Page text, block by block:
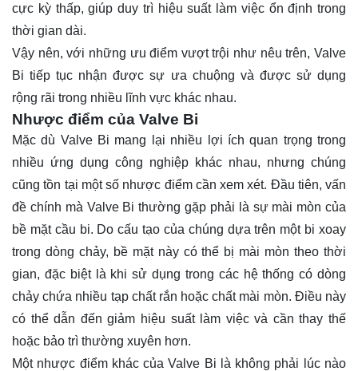
cực kỳ thấp, giúp duy trì hiệu suất làm việc ổn định trong
thời gian dài.
Vậy nên, với những ưu điểm vượt trội như nêu trên, Valve
Bi tiếp tục nhận được sự ưa chuộng và được sử dụng
rộng rãi trong nhiều lĩnh vực khác nhau.
Nhược điểm của Valve Bi
Mặc dù Valve Bi mang lại nhiều lợi ích quan trọng trong
nhiều ứng dụng công nghiệp khác nhau, nhưng chúng
cũng tồn tại một số nhược điểm cần xem xét. Đầu tiên, vấn
đề chính mà Valve Bi thường gặp phải là sự mài mòn của
bề mặt cầu bi. Do cấu tạo của chúng dựa trên một bi xoay
trong dòng chảy, bề mặt này có thể bị mài mòn theo thời
gian, đặc biệt là khi sử dụng trong các hệ thống có dòng
chảy chứa nhiều tạp chất rắn hoặc chất mài mòn. Điều này
có thể dẫn đến giảm hiệu suất làm việc và cần thay thế
hoặc bảo trì thường xuyên hơn.
Một nhược điểm khác của Valve Bi là không phải lúc nào